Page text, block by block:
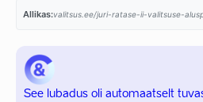
Allikas:
See lubadus oli automaatselt